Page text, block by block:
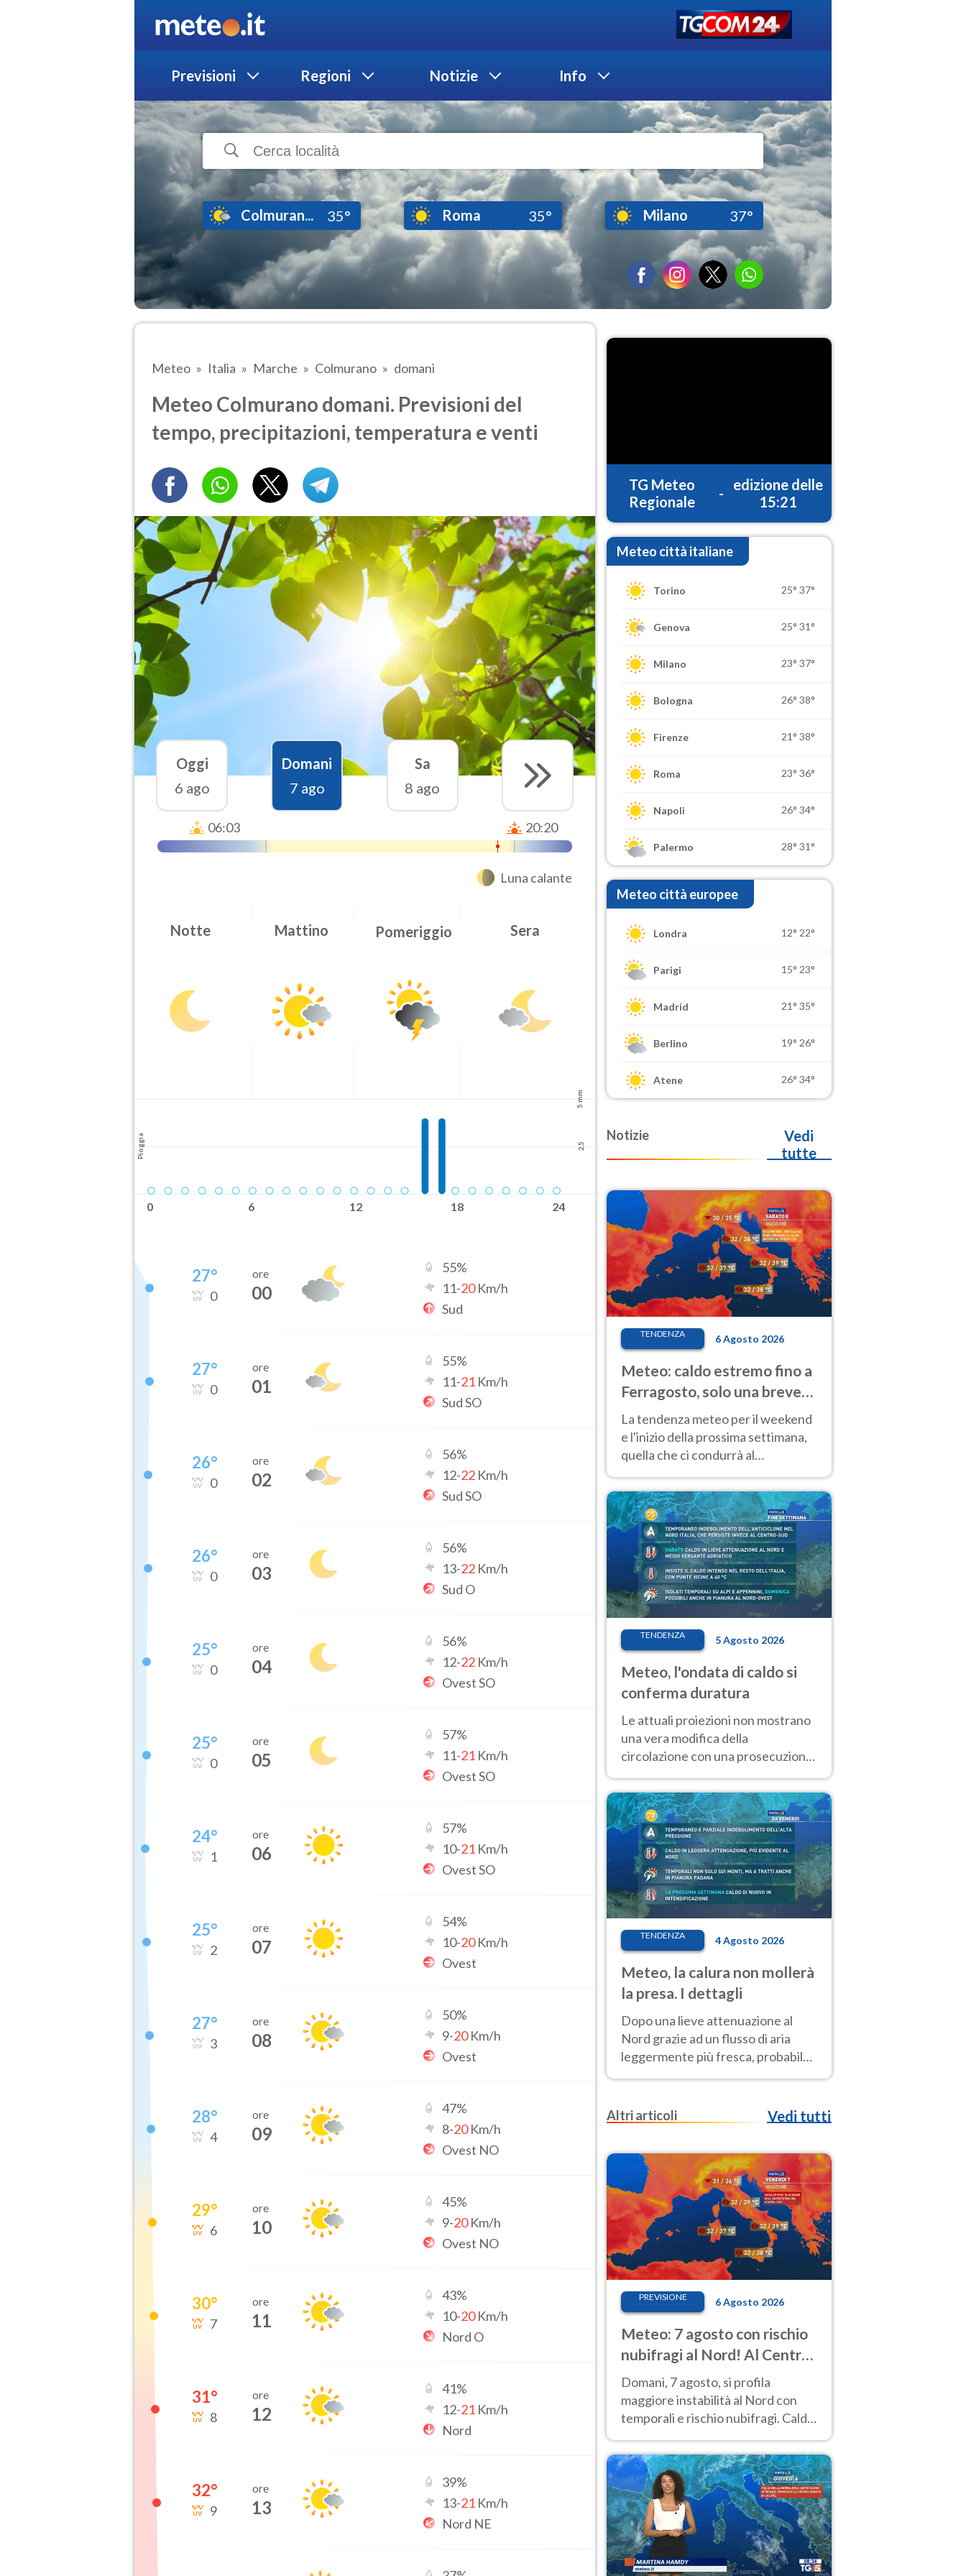
Previsioni Regioni Notizie Info
Colmuran... 35° Roma 35° Milano 37°
Meteo Italia Marche Colmurano domani
Meteo Colmurano domani. Previsioni del
tempo, precipitazioni, temperatura e venti
Oggi
6 ago
Domani
7 ago
Sa
8 ago
06:03 20:20
Luna calante
Notte Mattino Pomeriggio Sera
5 mm
2.5
Pioggia
0 6 12 18 24
27°
0
ore
00
55%
11-20Km/h
Sud
27°
0
ore
01
55%
11-21 Km/h
Sud SO
26°
0
ore
02
56%
12-22 Km/h
Sud SO
26°
0
ore
03
56%
13-22 Km/h
Sud O
25°
0
ore
04
56%
12-22 Km/h
Ovest SO
25°
0
ore
05
57%
11-21 Km/h
Ovest SO
24°
1
ore
06
57%
10-21 Km/h
Ovest SO
25°
2
ore
07
54%
10-20Km/h
Ovest
27°
3
ore
08
50%
9-20Km/h
Ovest
28°
4
ore
09
47%
8-20Km/h
Ovest NO
29°
6
ore
10
45%
9-20Km/h
Ovest NO
30°
7
ore
11
43%
10-20Km/h
Nord O
31°
8
ore
12
41%
12-21 Km/h
Nord
32°
9
ore
13
39%
13-21 Km/h
Nord NE
TG Meteo
Regionale
-
edizione delle
15:21
Meteo città italiane
Torino 25° 37°
Genova 25° 31°
Milano 23° 37°
Bologna 26° 38°
Firenze 21° 38°
Roma 23° 36°
Napoli 26° 34°
Palermo 28° 31°
Meteo città europee
Londra 12° 22°
Parigi 15° 23°
Madrid 21° 35°
Berlino 19° 26°
Atene 26° 34°
Notizie
Vedi
tutte
TENDENZA 6 Agosto 2026
Meteo: caldo estremo fino a
Ferragosto, solo una breve
pausa. Ecco dove
La tendenza meteo per il weekend
e l'inizio della prossima settimana,
quella che ci condurrà al
temperature molto elevate
TENDENZA 5 Agosto 2026
Meteo, l'ondata di caldo si
conferma duratura
Le attuali proiezioni non mostrano
una vera modifica della
circolazione con una prosecuzione
giorni, compresa la settimana di
Ferragosto
TENDENZA 4 Agosto 2026
Meteo, la calura non mollerà
la presa. I dettagli
Dopo una lieve attenuazione al
Nord grazie ad un flusso di aria
leggermente più fresca, probabile
nuovo rinforzo dell’anticiclone
Altri articoli
Vedi tutti
PREVISIONE 6 Agosto 2026
Meteo: 7 agosto con rischio
nubifragi al Nord! Al Centro-
Sud caldo estremo
Domani, 7 agosto, si profila
maggiore instabilità al Nord con
temporali e rischio nubifragi. Caldo
previsioni.